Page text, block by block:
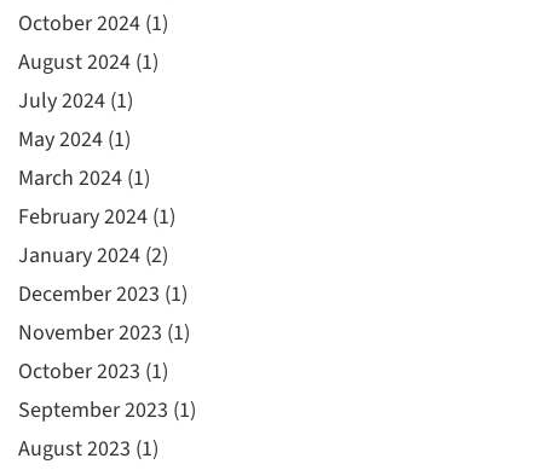
October 2024 (1)
August 2024 (1)
July 2024 (1)
May 2024 (1)
March 2024 (1)
February 2024 (1)
January 2024 (2)
December 2023 (1)
November 2023 (1)
October 2023 (1)
September 2023 (1)
August 2023 (1)